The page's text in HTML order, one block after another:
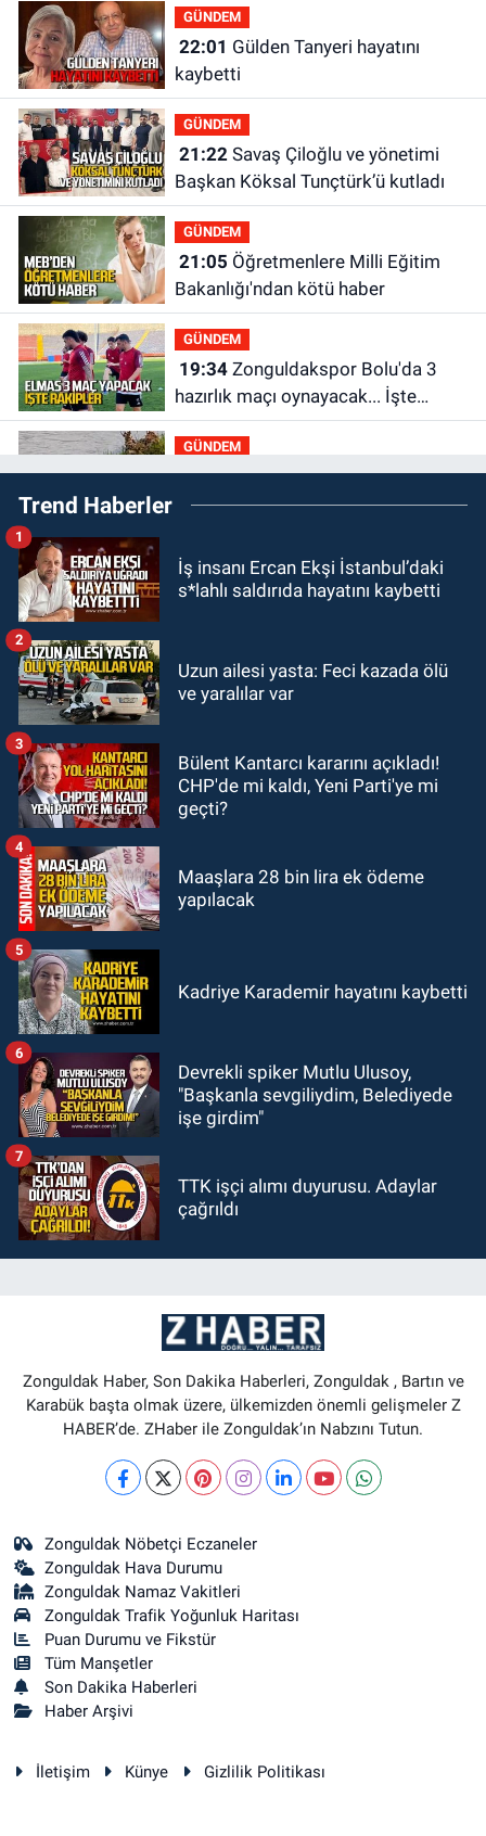
GÜNDEM
22:01
kaybetti
GÜNDEM
21:22Savaş Çiloğlu ve yönetimi
Başkan Köksal Tunçtürk’ü kutladı
GÜNDEM
21:05
Bakanlığı'ndan kötü haber
GÜNDEM
19:34Zonguldakspor Bolu'da 3
hazırlık maçı oynayacak... İşte
rakipler...
GÜNDEM
19:27Çaycuma ırmağında görüldü:
Görenler şaşkınlık yaşadı
19:12
18:52Zonguldak'ta pitbul köpek
GÜNDEM
18:44Zonguldak'ta araç yayaya
çarptı: Ağır yaralanan yaya tedavi
Trend Haberler
İş insanı Ercan Ekşi İstanbul’daki
s*lahlı saldırıda hayatını kaybetti
1
Uzun ailesi yasta: Feci kazada ölü
ve yaralılar var
2
Bülent Kantarcı kararını açıkladı!
CHP'de mi kaldı, Yeni Parti'ye mi
geçti?
3
Maaşlara 28 bin lira ek ödeme
yapılacak
4
Kadriye Karademir hayatını kaybetti
5
Devrekli spiker Mutlu Ulusoy,
"Başkanla sevgiliydim, Belediyede
işe girdim"
6
TTK işçi alımı duyurusu. Adaylar
çağrıldı
7
Zonguldak Haber, Son Dakika Haberleri, Zonguldak , Bartın ve
Karabük başta olmak üzere, ülkemizden önemli gelişmeler Z
HABER’de. ZHaber ile Zonguldak’ın Nabzını Tutun.
Zonguldak Nöbetçi Eczaneler
Zonguldak Hava Durumu
Zonguldak Namaz Vakitleri
Zonguldak Trafik Yoğunluk Haritası
Puan Durumu ve Fikstür
Tüm Manşetler
Son Dakika Haberleri
Haber Arşivi
İletişim Künye Gizlilik Politikası